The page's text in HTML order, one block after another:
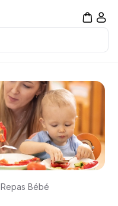
Repas Bébé